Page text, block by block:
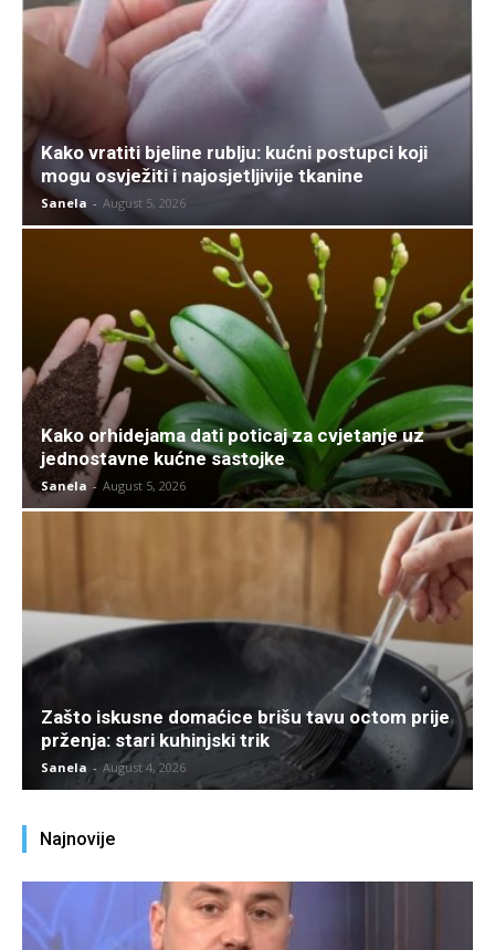
Kako vratiti bjeline rublju: kućni postupci koji
mogu osvježiti i najosjetljivije tkanine
Sanela - August 5, 2026
Kako orhidejama dati poticaj za cvjetanje uz
jednostavne kućne sastojke
Sanela - August 5, 2026
Zašto iskusne domaćice brišu tavu octom prije
prženja: stari kuhinjski trik
Sanela - August 4, 2026
Najnovije